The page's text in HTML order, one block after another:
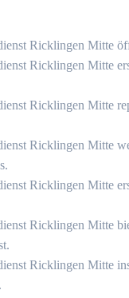
Ricklingen Mitte
Ricklingen Mitte
Ricklingen Mitte
Ricklingen Mitte
Ricklingen Mitte
Ricklingen Mitte
Ricklingen Mitte